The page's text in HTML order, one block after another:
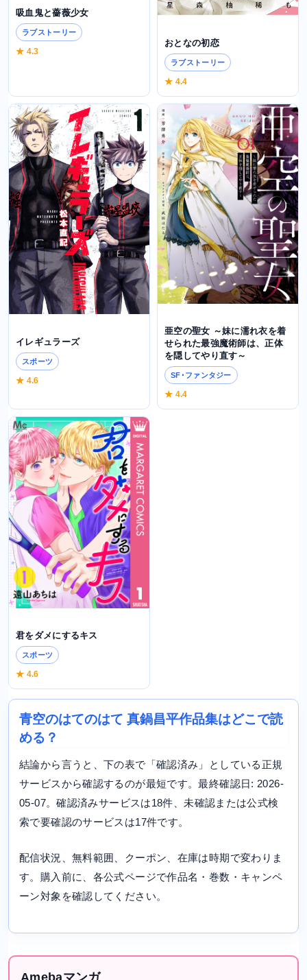
吸血鬼と薔薇少女
ラブストーリー
★ 4.3
おとなの初恋
ラブストーリー
★ 4.4
イレギュラーズ
スポーツ
★ 4.6
亜空の聖女 ～妹に濡れ衣を着
せられた最強魔術師は、正体
を隠してやり直す～
SF･ファンタジー
★ 4.4
君をダメにするキス
スポーツ
★ 4.6
青空のはてのはて 真鍋昌平作品集はどこで読
める？
結論から言うと、下の表で「確認済み」としている正規
サービスから確認するのが最短です。最終確認日: 2026-
05-07。確認済みサービスは18件、未確認または公式検
索で要確認のサービスは17件です。
配信状況、無料範囲、クーポン、在庫は時期で変わりま
す。購入前に、各公式ページで作品名・巻数・キャンペ
ーン対象を確認してください。